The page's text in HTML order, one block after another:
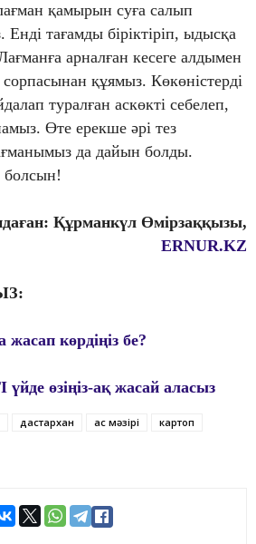
қамырын суға салып
тағамды біріктіріп, ыдысқа
арналған кесеге алдымен
құямыз. Көкөністерді
туралған аскөкті себелеп,
Өте ерекше әрі тез
да дайын болды.
болсын!
Құрманкүл Өмірзаққызы,
ERNUR.KZ
көрдіңіз бе?
өзіңіз-ақ жасай аласыз
дастархан ас мәзірі
картоп